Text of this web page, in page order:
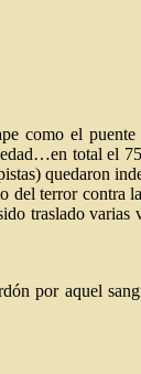
como el
total el
quedaron
terror
traslado
por aquel